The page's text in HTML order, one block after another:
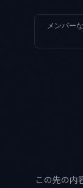
メンバー
この先の内